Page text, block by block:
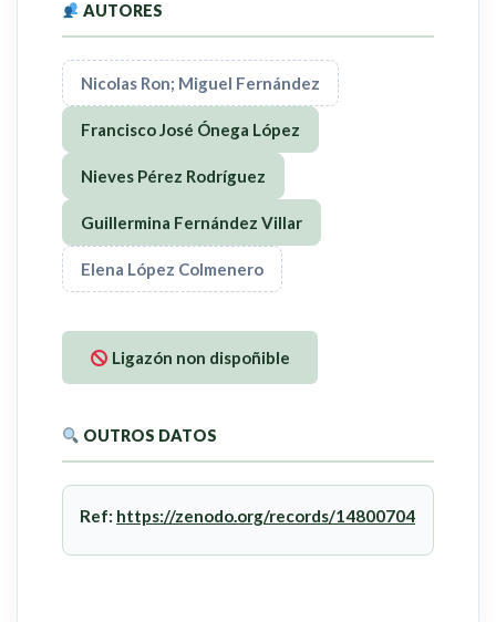
AUTORES
Nicolas Ron; Miguel Fernández
Francisco José Ónega López
Nieves Pérez Rodríguez
Guillermina Fernández Villar
Elena López Colmenero
Ligazón non dispoñible
OUTROS DATOS
Ref: https://zenodo.org/records/14800704